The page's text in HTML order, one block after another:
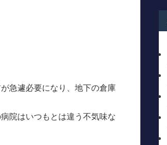
急遽必要になり、地下の倉庫
院はいつもとは違う不気味な